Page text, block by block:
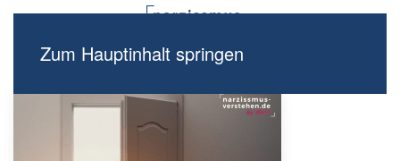
Zum Hauptinhalt springen